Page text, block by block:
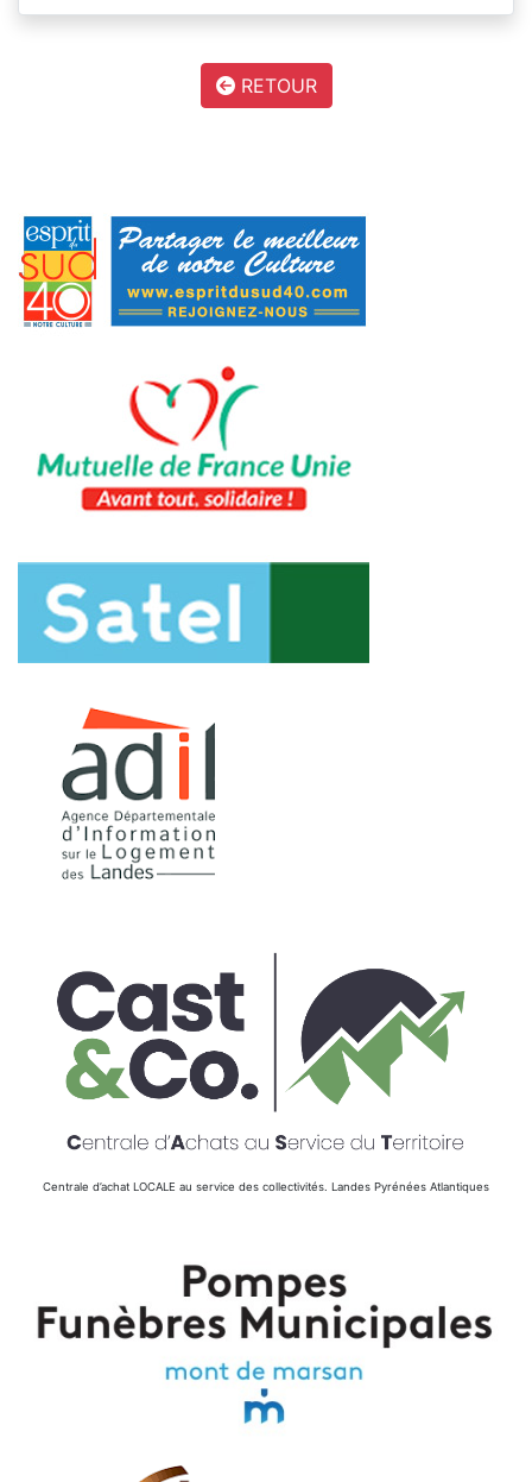
RETOUR
Centrale d’achat LOCALE au service des collectivités. Landes Pyrénées Atlantiques